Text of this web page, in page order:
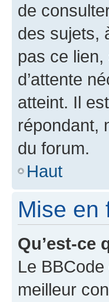
de
des sujets,
pas ce
d’attente
atteint. Il
répondant,
du forum.
Haut
Mise en
Qu’est-ce
Le
meilleur